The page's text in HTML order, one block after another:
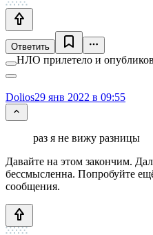
Ответить
НЛО прилетело и
Dolios29 янв 2022 в 09:55
раз я не вижу разницы
Давайте на этом закончим.
бессмысленна. Попробуйте
сообщения.